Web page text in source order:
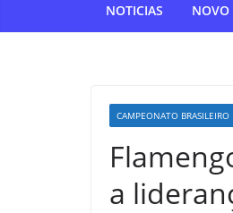
NOTICIAS NOVO
CAMPEONATO BRASILEIRO
a